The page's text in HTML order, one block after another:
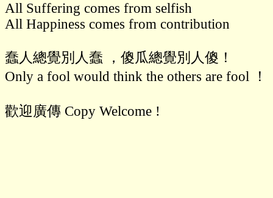
All Suffering comes from selfish
All Happiness comes from contribution
蠢人總覺別人蠢 ，傻瓜總覺別人傻！
Only a fool would think the others are fool ！
歡迎廣傳 Copy Welcome !